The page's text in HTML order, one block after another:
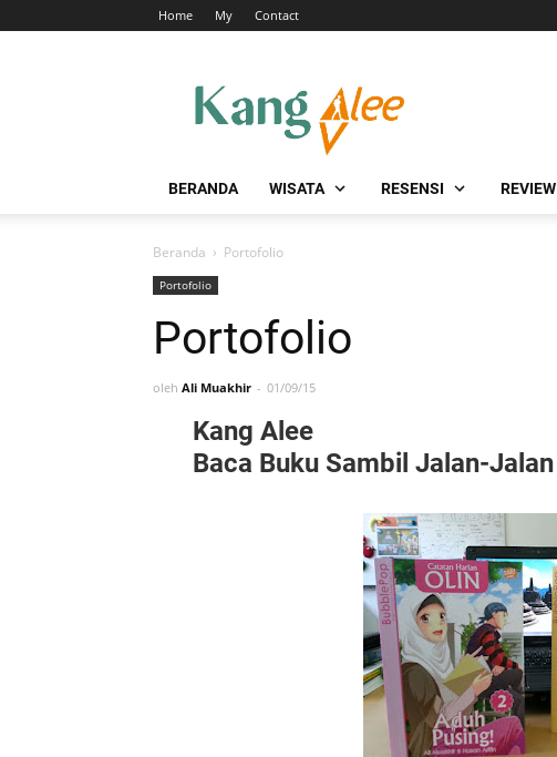
Home My Contact
BERANDA WISATA RESENSI REVIEW
Beranda › Portofolio
Portofolio
Portofolio
oleh Ali Muakhir 01/09/15
Kang Alee
Baca Buku Sambil Jalan-Jalan